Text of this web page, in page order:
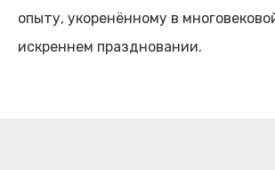
опыту, укоренённому в
искреннем праздновании.